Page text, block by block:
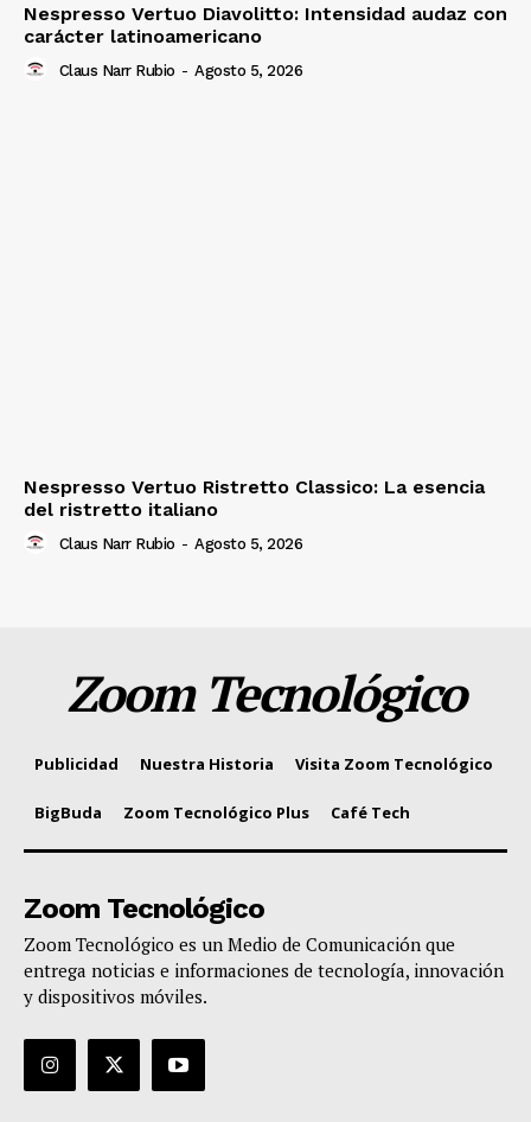
Nespresso Vertuo Diavolitto: Intensidad audaz con
carácter latinoamericano
Claus Narr Rubio - Agosto 5, 2026
Nespresso Vertuo Ristretto Classico: La esencia
del ristretto italiano
Claus Narr Rubio - Agosto 5, 2026
Zoom Tecnológico
Publicidad Nuestra Historia Visita Zoom Tecnológico
BigBuda Zoom Tecnológico Plus Café Tech
Zoom Tecnológico
Zoom Tecnológico es un Medio de Comunicación que
entrega noticias e informaciones de tecnología, innovación
y dispositivos móviles.